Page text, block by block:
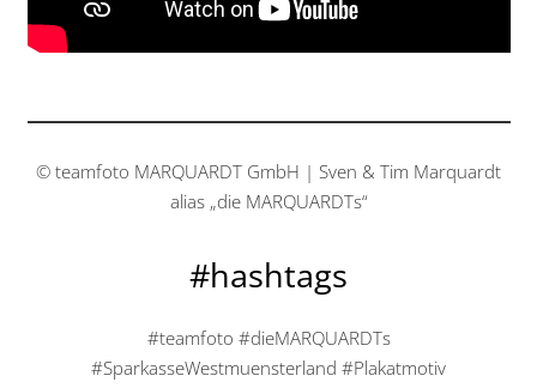
© teamfoto MARQUARDT GmbH | Sven & Tim Marquardt
alias „die MARQUARDTs“
#hashtags
#teamfoto #dieMARQUARDTs
#SparkasseWestmuensterland #Plakatmotiv